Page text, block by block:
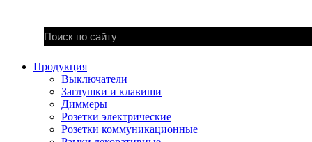
Продукция
Выключатели
Заглушки и клавиши
Диммеры
Розетки электрические
Розетки коммуникационные